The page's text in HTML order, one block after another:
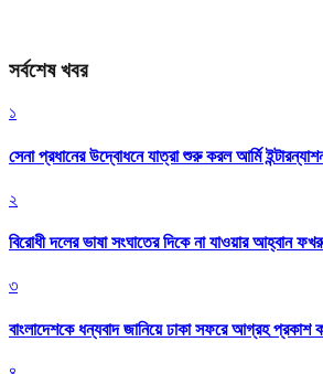
সর্বশেষ খবর
১
সেনা প্রধানের উদ্বোধনে যাত্রা শুরু করল আর্মি
২
বিরোধী দলের ভাষা সংঘাতের দিকে না যাওয়ার আহ্বান
৩
বাংলাদেশকে ধন্যবাদ জানিয়ে ঢাকা সফরে আগ্রহ প্রকাশ